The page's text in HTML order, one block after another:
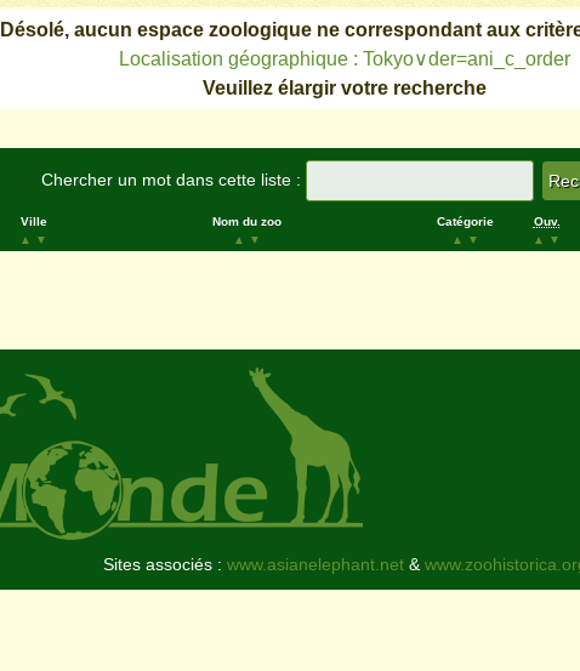
Désolé, aucun espace zoologique ne correspondant aux
Localisation géographique : Tokyo∨der=ani_c_order
Veuillez élargir votre recherche
Chercher un mot dans cette liste :
Ville
▲
▼
Nom du zoo
▲
▼
Catégorie
▲
▼
Ouv.
▲
▼
Sites associés : www.asianelephant.net&